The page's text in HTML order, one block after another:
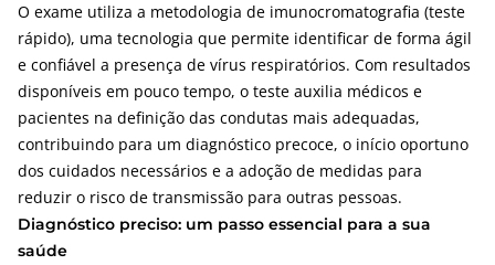
O exame utiliza a metodologia de imunocromatografia (teste
rápido), uma tecnologia que permite identificar de forma ágil
e confiável a presença de vírus respiratórios. Com resultados
disponíveis em pouco tempo, o teste auxilia médicos e
pacientes na definição das condutas mais adequadas,
contribuindo para um diagnóstico precoce, o início oportuno
dos cuidados necessários e a adoção de medidas para
reduzir o risco de transmissão para outras pessoas.
Diagnóstico preciso: um passo essencial para a sua
saúde